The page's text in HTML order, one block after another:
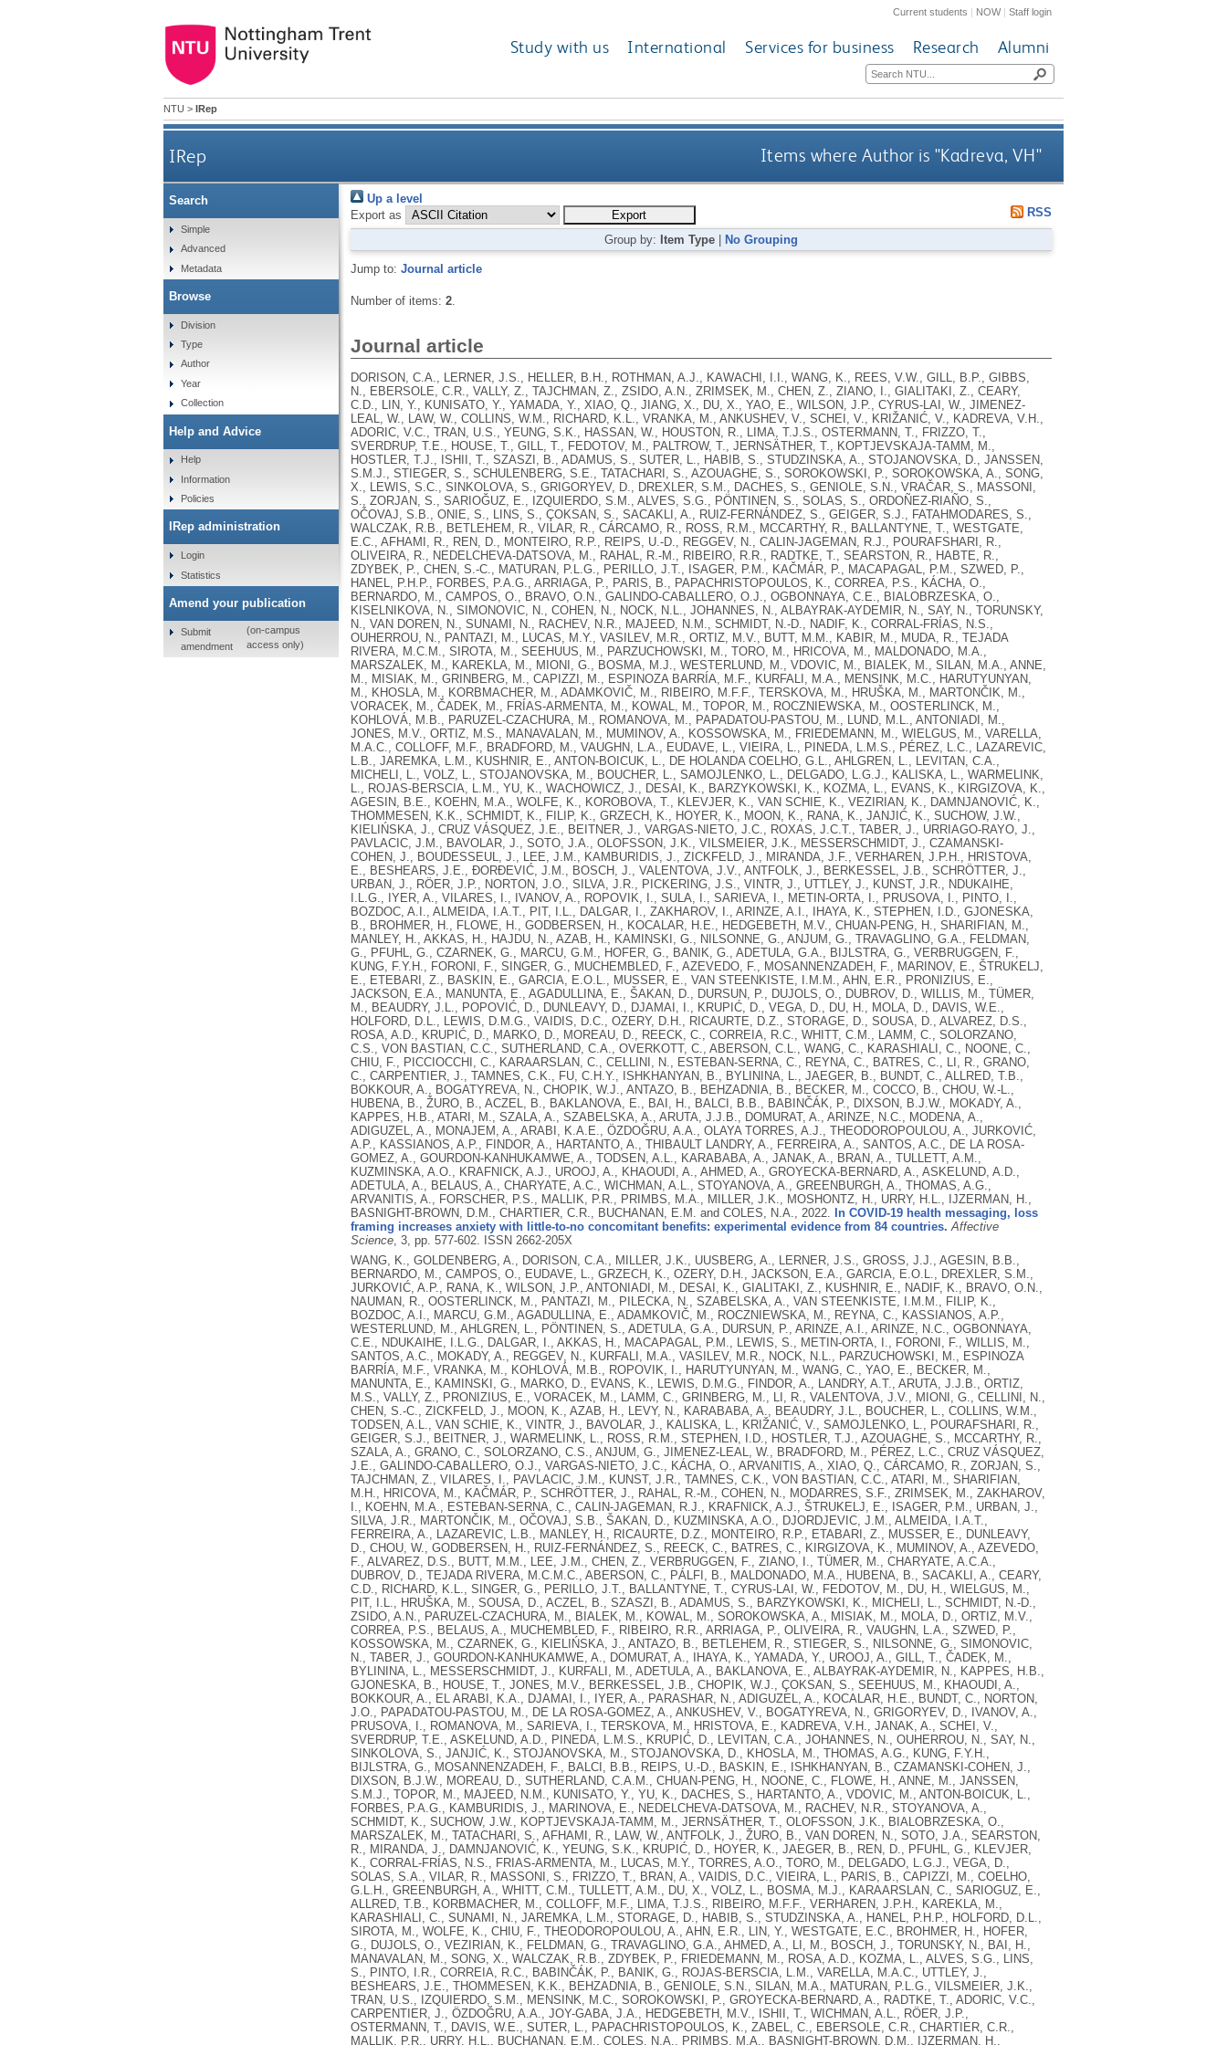
Current students | NOW|Staff login
Study with us International Services for business Research Alumni
NTU > IRep
IRep Items where Author is "Kadreva, VH"
Up a level
Export as
RSS
Group by: Item Type No Grouping
Jump to: Journal article
Number of items: 2.
Journal article
DORISON, C.A., LERNER, J.S., HELLER, B.H., ROTHMAN, A.J., KAWACHI, I.I., WANG, K., REES, V.W., GILL, B.P., GIBBS,
N., EBERSOLE, C.R., VALLY, Z., TAJCHMAN, Z., ZSIDO, A.N., ZRIMSEK, M., CHEN, Z., ZIANO, I., GIALITAKI, Z., CEARY,
C.D., LIN, Y., KUNISATO, Y., YAMADA, Y., XIAO, Q., JIANG, X., DU, X., YAO, E., WILSON, J.P., CYRUS-LAI, W., JIMENEZ-
LEAL, W., LAW, W., COLLINS, W.M., RICHARD, K.L., VRANKA, M., ANKUSHEV, V., SCHEI, V., KRIŽANIĆ, V., KADREVA, V.H.,
ADORIC, V.C., TRAN, U.S., YEUNG, S.K., HASSAN, W., HOUSTON, R., LIMA, T.J.S., OSTERMANN, T., FRIZZO, T.,
SVERDRUP, T.E., HOUSE, T., GILL, T., FEDOTOV, M., PALTROW, T., JERNSÄTHER, T., KOPTJEVSKAJA-TAMM, M.,
HOSTLER, T.J., ISHII, T., SZASZI, B., ADAMUS, S., SUTER, L., HABIB, S., STUDZINSKA, A., STOJANOVSKA, D., JANSSEN,
S.M.J., STIEGER, S., SCHULENBERG, S.E., TATACHARI, S., AZOUAGHE, S., SOROKOWSKI, P., SOROKOWSKA, A., SONG,
X., LEWIS, S.C., SINKOLOVA, S., GRIGORYEV, D., DREXLER, S.M., DACHES, S., GENIOLE, S.N., VRAČAR, S., MASSONI,
S., ZORJAN, S., SARIOĞUZ, E., IZQUIERDO, S.M., ALVES, S.G., PÖNTINEN, S., SOLAS, S., ORDOÑEZ-RIAÑO, S.,
OČOVAJ, S.B., ONIE, S., LINS, S., ÇOKSAN, S., SACAKLI, A., RUIZ-FERNÁNDEZ, S., GEIGER, S.J., FATAHMODARES, S.,
WALCZAK, R.B., BETLEHEM, R., VILAR, R., CÁRCAMO, R., ROSS, R.M., MCCARTHY, R., BALLANTYNE, T., WESTGATE,
E.C., AFHAMI, R., REN, D., MONTEIRO, R.P., REIPS, U.-D., REGGEV, N., CALIN-JAGEMAN, R.J., POURAFSHARI, R.,
OLIVEIRA, R., NEDELCHEVA-DATSOVA, M., RAHAL, R.-M., RIBEIRO, R.R., RADTKE, T., SEARSTON, R., HABTE, R.,
ZDYBEK, P., CHEN, S.-C., MATURAN, P.L.G., PERILLO, J.T., ISAGER, P.M., KAČMÁR, P., MACAPAGAL, P.M., SZWED, P.,
HANEL, P.H.P., FORBES, P.A.G., ARRIAGA, P., PARIS, B., PAPACHRISTOPOULOS, K., CORREA, P.S., KÁCHA, O.,
BERNARDO, M., CAMPOS, O., BRAVO, O.N., GALINDO-CABALLERO, O.J., OGBONNAYA, C.E., BIALOBRZESKA, O.,
KISELNIKOVA, N., SIMONOVIC, N., COHEN, N., NOCK, N.L., JOHANNES, N., ALBAYRAK-AYDEMIR, N., SAY, N., TORUNSKY,
N., VAN DOREN, N., SUNAMI, N., RACHEV, N.R., MAJEED, N.M., SCHMIDT, N.-D., NADIF, K., CORRAL-FRÍAS, N.S.,
OUHERROU, N., PANTAZI, M., LUCAS, M.Y., VASILEV, M.R., ORTIZ, M.V., BUTT, M.M., KABIR, M., MUDA, R., TEJADA
RIVERA, M.C.M., SIROTA, M., SEEHUUS, M., PARZUCHOWSKI, M., TORO, M., HRICOVA, M., MALDONADO, M.A.,
MARSZALEK, M., KAREKLA, M., MIONI, G., BOSMA, M.J., WESTERLUND, M., VDOVIC, M., BIALEK, M., SILAN, M.A., ANNE,
M., MISIAK, M., GRINBERG, M., CAPIZZI, M., ESPINOZA BARRÍA, M.F., KURFALI, M.A., MENSINK, M.C., HARUTYUNYAN,
M., KHOSLA, M., KORBMACHER, M., ADAMKOVIČ, M., RIBEIRO, M.F.F., TERSKOVA, M., HRUŠKA, M., MARTONČIK, M.,
VORACEK, M., ČADEK, M., FRÍAS-ARMENTA, M., KOWAL, M., TOPOR, M., ROCZNIEWSKA, M., OOSTERLINCK, M.,
KOHLOVÁ, M.B., PARUZEL-CZACHURA, M., ROMANOVA, M., PAPADATOU-PASTOU, M., LUND, M.L., ANTONIADI, M.,
JONES, M.V., ORTIZ, M.S., MANAVALAN, M., MUMINOV, A., KOSSOWSKA, M., FRIEDEMANN, M., WIELGUS, M., VARELLA,
M.A.C., COLLOFF, M.F., BRADFORD, M., VAUGHN, L.A., EUDAVE, L., VIEIRA, L., PINEDA, L.M.S., PÉREZ, L.C., LAZAREVIC,
L.B., JAREMKA, L.M., KUSHNIR, E., ANTON-BOICUK, L., DE HOLANDA COELHO, G.L., AHLGREN, L., LEVITAN, C.A.,
MICHELI, L., VOLZ, L., STOJANOVSKA, M., BOUCHER, L., SAMOJLENKO, L., DELGADO, L.G.J., KALISKA, L., WARMELINK,
L., ROJAS-BERSCIA, L.M., YU, K., WACHOWICZ, J., DESAI, K., BARZYKOWSKI, K., KOZMA, L., EVANS, K., KIRGIZOVA, K.,
AGESIN, B.E., KOEHN, M.A., WOLFE, K., KOROBOVA, T., KLEVJER, K., VAN SCHIE, K., VEZIRIAN, K., DAMNJANOVIĆ, K.,
THOMMESEN, K.K., SCHMIDT, K., FILIP, K., GRZECH, K., HOYER, K., MOON, K., RANA, K., JANJIĆ, K., SUCHOW, J.W.,
KIELIŃSKA, J., CRUZ VÁSQUEZ, J.E., BEITNER, J., VARGAS-NIETO, J.C., ROXAS, J.C.T., TABER, J., URRIAGO-RAYO, J.,
PAVLACIC, J.M., BAVOLAR, J., SOTO, J.A., OLOFSSON, J.K., VILSMEIER, J.K., MESSERSCHMIDT, J., CZAMANSKI-
COHEN, J., BOUDESSEUL, J., LEE, J.M., KAMBURIDIS, J., ZICKFELD, J., MIRANDA, J.F., VERHAREN, J.P.H., HRISTOVA,
E., BESHEARS, J.E., ĐORĐEVIĆ, J.M., BOSCH, J., VALENTOVA, J.V., ANTFOLK, J., BERKESSEL, J.B., SCHRÖTTER, J.,
URBAN, J., RÖER, J.P., NORTON, J.O., SILVA, J.R., PICKERING, J.S., VINTR, J., UTTLEY, J., KUNST, J.R., NDUKAIHE,
I.L.G., IYER, A., VILARES, I., IVANOV, A., ROPOVIK, I., SULA, I., SARIEVA, I., METIN-ORTA, I., PRUSOVA, I., PINTO, I.,
BOZDOC, A.I., ALMEIDA, I.A.T., PIT, I.L., DALGAR, I., ZAKHAROV, I., ARINZE, A.I., IHAYA, K., STEPHEN, I.D., GJONESKA,
B., BROHMER, H., FLOWE, H., GODBERSEN, H., KOCALAR, H.E., HEDGEBETH, M.V., CHUAN-PENG, H., SHARIFIAN, M.,
MANLEY, H., AKKAS, H., HAJDU, N., AZAB, H., KAMINSKI, G., NILSONNE, G., ANJUM, G., TRAVAGLINO, G.A., FELDMAN,
G., PFUHL, G., CZARNEK, G., MARCU, G.M., HOFER, G., BANIK, G., ADETULA, G.A., BIJLSTRA, G., VERBRUGGEN, F.,
KUNG, F.Y.H., FORONI, F., SINGER, G., MUCHEMBLED, F., AZEVEDO, F., MOSANNENZADEH, F., MARINOV, E., ŠTRUKELJ,
E., ETEBARI, Z., BASKIN, E., GARCIA, E.O.L., MUSSER, E., VAN STEENKISTE, I.M.M., AHN, E.R., PRONIZIUS, E.,
JACKSON, E.A., MANUNTA, E., AGADULLINA, E., ŠAKAN, D., DURSUN, P., DUJOLS, O., DUBROV, D., WILLIS, M., TÜMER,
M., BEAUDRY, J.L., POPOVIĆ, D., DUNLEAVY, D., DJAMAI, I., KRUPIĆ, D., VEGA, D., DU, H., MOLA, D., DAVIS, W.E.,
HOLFORD, D.L., LEWIS, D.M.G., VAIDIS, D.C., OZERY, D.H., RICAURTE, D.Z., STORAGE, D., SOUSA, D., ALVAREZ, D.S.,
ROSA, A.D., KRUPIĆ, D., MARKO, D., MOREAU, D., REECK, C., CORREIA, R.C., WHITT, C.M., LAMM, C., SOLORZANO,
C.S., VON BASTIAN, C.C., SUTHERLAND, C.A., OVERKOTT, C., ABERSON, C.L., WANG, C., KARASHIALI, C., NOONE, C.,
CHIU, F., PICCIOCCHI, C., KARAARSLAN, C., CELLINI, N., ESTEBAN-SERNA, C., REYNA, C., BATRES, C., LI, R., GRANO,
C., CARPENTIER, J., TAMNES, C.K., FU, C.H.Y., ISHKHANYAN, B., BYLININA, L., JAEGER, B., BUNDT, C., ALLRED, T.B.,
BOKKOUR, A., BOGATYREVA, N., CHOPIK, W.J., ANTAZO, B., BEHZADNIA, B., BECKER, M., COCCO, B., CHOU, W.-L.,
HUBENA, B., ŽURO, B., ACZEL, B., BAKLANOVA, E., BAI, H., BALCI, B.B., BABINČÁK, P., DIXSON, B.J.W., MOKADY, A.,
KAPPES, H.B., ATARI, M., SZALA, A., SZABELSKA, A., ARUTA, J.J.B., DOMURAT, A., ARINZE, N.C., MODENA, A.,
ADIGUZEL, A., MONAJEM, A., ARABI, K.A.E., ÖZDOĞRU, A.A., OLAYA TORRES, A.J., THEODOROPOULOU, A., JURKOVIĆ,
A.P., KASSIANOS, A.P., FINDOR, A., HARTANTO, A., THIBAULT LANDRY, A., FERREIRA, A., SANTOS, A.C., DE LA ROSA-
GOMEZ, A., GOURDON-KANHUKAMWE, A., TODSEN, A.L., KARABABA, A., JANAK, A., BRAN, A., TULLETT, A.M.,
KUZMINSKA, A.O., KRAFNICK, A.J., UROOJ, A., KHAOUDI, A., AHMED, A., GROYECKA-BERNARD, A., ASKELUND, A.D.,
ADETULA, A., BELAUS, A., CHARYATE, A.C., WICHMAN, A.L., STOYANOVA, A., GREENBURGH, A., THOMAS, A.G.,
ARVANITIS, A., FORSCHER, P.S., MALLIK, P.R., PRIMBS, M.A., MILLER, J.K., MOSHONTZ, H., URRY, H.L., IJZERMAN, H.,
BASNIGHT-BROWN, D.M., CHARTIER, C.R., BUCHANAN, E.M. and COLES, N.A., 2022.
In COVID-19 health messaging, loss
framing increases anxiety with little-to-no concomitant benefits: experimental evidence from 84 countries. Affective
Science, 3, pp. 577-602.
ISSN 2662-205X
WANG, K., GOLDENBERG, A., DORISON, C.A., MILLER, J.K., UUSBERG, A., LERNER, J.S., GROSS, J.J., AGESIN, B.B.,
BERNARDO, M., CAMPOS, O., EUDAVE, L., GRZECH, K., OZERY, D.H., JACKSON, E.A., GARCIA, E.O.L., DREXLER, S.M.,
JURKOVIĆ, A.P., RANA, K., WILSON, J.P., ANTONIADI, M., DESAI, K., GIALITAKI, Z., KUSHNIR, E., NADIF, K., BRAVO, O.N.,
NAUMAN, R., OOSTERLINCK, M., PANTAZI, M., PILECKA, N., SZABELSKA, A., VAN STEENKISTE, I.M.M., FILIP, K.,
BOZDOC, A.I., MARCU, G.M., AGADULLINA, E., ADAMKOVIČ, M., ROCZNIEWSKA, M., REYNA, C., KASSIANOS, A.P.,
WESTERLUND, M., AHLGREN, L., PÖNTINEN, S., ADETULA, G.A., DURSUN, P., ARINZE, A.I., ARINZE, N.C., OGBONNAYA,
C.E., NDUKAIHE, I.L.G., DALGAR, I., AKKAS, H., MACAPAGAL, P.M., LEWIS, S., METIN-ORTA, I., FORONI, F., WILLIS, M.,
SANTOS, A.C., MOKADY, A., REGGEV, N., KURFALI, M.A., VASILEV, M.R., NOCK, N.L., PARZUCHOWSKI, M., ESPINOZA
BARRÍA, M.F., VRANKA, M., KOHLOVÁ, M.B., ROPOVIK, I., HARUTYUNYAN, M., WANG, C., YAO, E., BECKER, M.,
MANUNTA, E., KAMINSKI, G., MARKO, D., EVANS, K., LEWIS, D.M.G., FINDOR, A., LANDRY, A.T., ARUTA, J.J.B., ORTIZ,
M.S., VALLY, Z., PRONIZIUS, E., VORACEK, M., LAMM, C., GRINBERG, M., LI, R., VALENTOVA, J.V., MIONI, G., CELLINI, N.,
CHEN, S.-C., ZICKFELD, J., MOON, K., AZAB, H., LEVY, N., KARABABA, A., BEAUDRY, J.L., BOUCHER, L., COLLINS, W.M.,
TODSEN, A.L., VAN SCHIE, K., VINTR, J., BAVOLAR, J., KALISKA, L., KRIŽANIĆ, V., SAMOJLENKO, L., POURAFSHARI, R.,
GEIGER, S.J., BEITNER, J., WARMELINK, L., ROSS, R.M., STEPHEN, I.D., HOSTLER, T.J., AZOUAGHE, S., MCCARTHY, R.,
SZALA, A., GRANO, C., SOLORZANO, C.S., ANJUM, G., JIMENEZ-LEAL, W., BRADFORD, M., PÉREZ, L.C., CRUZ VÁSQUEZ,
J.E., GALINDO-CABALLERO, O.J., VARGAS-NIETO, J.C., KÁCHA, O., ARVANITIS, A., XIAO, Q., CÁRCAMO, R., ZORJAN, S.,
TAJCHMAN, Z., VILARES, I., PAVLACIC, J.M., KUNST, J.R., TAMNES, C.K., VON BASTIAN, C.C., ATARI, M., SHARIFIAN,
M.H., HRICOVA, M., KAČMÁR, P., SCHRÖTTER, J., RAHAL, R.-M., COHEN, N., MODARRES, S.F., ZRIMSEK, M., ZAKHAROV,
I., KOEHN, M.A., ESTEBAN-SERNA, C., CALIN-JAGEMAN, R.J., KRAFNICK, A.J., ŠTRUKELJ, E., ISAGER, P.M., URBAN, J.,
SILVA, J.R., MARTONČIK, M., OČOVAJ, S.B., ŠAKAN, D., KUZMINSKA, A.O., DJORDJEVIC, J.M., ALMEIDA, I.A.T.,
FERREIRA, A., LAZAREVIC, L.B., MANLEY, H., RICAURTE, D.Z., MONTEIRO, R.P., ETABARI, Z., MUSSER, E., DUNLEAVY,
D., CHOU, W., GODBERSEN, H., RUIZ-FERNÁNDEZ, S., REECK, C., BATRES, C., KIRGIZOVA, K., MUMINOV, A., AZEVEDO,
F., ALVAREZ, D.S., BUTT, M.M., LEE, J.M., CHEN, Z., VERBRUGGEN, F., ZIANO, I., TÜMER, M., CHARYATE, A.C.A.,
DUBROV, D., TEJADA RIVERA, M.C.M.C., ABERSON, C., PÁLFI, B., MALDONADO, M.A., HUBENA, B., SACAKLI, A., CEARY,
C.D., RICHARD, K.L., SINGER, G., PERILLO, J.T., BALLANTYNE, T., CYRUS-LAI, W., FEDOTOV, M., DU, H., WIELGUS, M.,
PIT, I.L., HRUŠKA, M., SOUSA, D., ACZEL, B., SZASZI, B., ADAMUS, S., BARZYKOWSKI, K., MICHELI, L., SCHMIDT, N.-D.,
ZSIDO, A.N., PARUZEL-CZACHURA, M., BIALEK, M., KOWAL, M., SOROKOWSKA, A., MISIAK, M., MOLA, D., ORTIZ, M.V.,
CORREA, P.S., BELAUS, A., MUCHEMBLED, F., RIBEIRO, R.R., ARRIAGA, P., OLIVEIRA, R., VAUGHN, L.A., SZWED, P.,
KOSSOWSKA, M., CZARNEK, G., KIELIŃSKA, J., ANTAZO, B., BETLEHEM, R., STIEGER, S., NILSONNE, G., SIMONOVIC,
N., TABER, J., GOURDON-KANHUKAMWE, A., DOMURAT, A., IHAYA, K., YAMADA, Y., UROOJ, A., GILL, T., ČADEK, M.,
BYLININA, L., MESSERSCHMIDT, J., KURFALI, M., ADETULA, A., BAKLANOVA, E., ALBAYRAK-AYDEMIR, N., KAPPES, H.B.,
GJONESKA, B., HOUSE, T., JONES, M.V., BERKESSEL, J.B., CHOPIK, W.J., ÇOKSAN, S., SEEHUUS, M., KHAOUDI, A.,
BOKKOUR, A., EL ARABI, K.A., DJAMAI, I., IYER, A., PARASHAR, N., ADIGUZEL, A., KOCALAR, H.E., BUNDT, C., NORTON,
J.O., PAPADATOU-PASTOU, M., DE LA ROSA-GOMEZ, A., ANKUSHEV, V., BOGATYREVA, N., GRIGORYEV, D., IVANOV, A.,
PRUSOVA, I., ROMANOVA, M., SARIEVA, I., TERSKOVA, M., HRISTOVA, E., KADREVA, V.H., JANAK, A., SCHEI, V.,
SVERDRUP, T.E., ASKELUND, A.D., PINEDA, L.M.S., KRUPIĆ, D., LEVITAN, C.A., JOHANNES, N., OUHERROU, N., SAY, N.,
SINKOLOVA, S., JANJIĆ, K., STOJANOVSKA, M., STOJANOVSKA, D., KHOSLA, M., THOMAS, A.G., KUNG, F.Y.H.,
BIJLSTRA, G., MOSANNENZADEH, F., BALCI, B.B., REIPS, U.-D., BASKIN, E., ISHKHANYAN, B., CZAMANSKI-COHEN, J.,
DIXSON, B.J.W., MOREAU, D., SUTHERLAND, C.A.M., CHUAN-PENG, H., NOONE, C., FLOWE, H., ANNE, M., JANSSEN,
S.M.J., TOPOR, M., MAJEED, N.M., KUNISATO, Y., YU, K., DACHES, S., HARTANTO, A., VDOVIC, M., ANTON-BOICUK, L.,
FORBES, P.A.G., KAMBURIDIS, J., MARINOVA, E., NEDELCHEVA-DATSOVA, M., RACHEV, N.R., STOYANOVA, A.,
SCHMIDT, K., SUCHOW, J.W., KOPTJEVSKAJA-TAMM, M., JERNSÄTHER, T., OLOFSSON, J.K., BIALOBRZESKA, O.,
MARSZALEK, M., TATACHARI, S., AFHAMI, R., LAW, W., ANTFOLK, J., ŽURO, B., VAN DOREN, N., SOTO, J.A., SEARSTON,
R., MIRANDA, J., DAMNJANOVIĆ, K., YEUNG, S.K., KRUPIĆ, D., HOYER, K., JAEGER, B., REN, D., PFUHL, G., KLEVJER,
K., CORRAL-FRÍAS, N.S., FRIAS-ARMENTA, M., LUCAS, M.Y., TORRES, A.O., TORO, M., DELGADO, L.G.J., VEGA, D.,
SOLAS, S.A., VILAR, R., MASSONI, S., FRIZZO, T., BRAN, A., VAIDIS, D.C., VIEIRA, L., PARIS, B., CAPIZZI, M., COELHO,
G.L.H., GREENBURGH, A., WHITT, C.M., TULLETT, A.M., DU, X., VOLZ, L., BOSMA, M.J., KARAARSLAN, C., SARIOGUZ, E.,
ALLRED, T.B., KORBMACHER, M., COLLOFF, M.F., LIMA, T.J.S., RIBEIRO, M.F.F., VERHAREN, J.P.H., KAREKLA, M.,
KARASHIALI, C., SUNAMI, N., JAREMKA, L.M., STORAGE, D., HABIB, S., STUDZINSKA, A., HANEL, P.H.P., HOLFORD, D.L.,
SIROTA, M., WOLFE, K., CHIU, F., THEODOROPOULOU, A., AHN, E.R., LIN, Y., WESTGATE, E.C., BROHMER, H., HOFER,
G., DUJOLS, O., VEZIRIAN, K., FELDMAN, G., TRAVAGLINO, G.A., AHMED, A., LI, M., BOSCH, J., TORUNSKY, N., BAI, H.,
MANAVALAN, M., SONG, X., WALCZAK, R.B., ZDYBEK, P., FRIEDEMANN, M., ROSA, A.D., KOZMA, L., ALVES, S.G., LINS,
S., PINTO, I.R., CORREIA, R.C., BABINČÁK, P., BANIK, G., ROJAS-BERSCIA, L.M., VARELLA, M.A.C., UTTLEY, J.,
BESHEARS, J.E., THOMMESEN, K.K., BEHZADNIA, B., GENIOLE, S.N., SILAN, M.A., MATURAN, P.L.G., VILSMEIER, J.K.,
TRAN, U.S., IZQUIERDO, S.M., MENSINK, M.C., SOROKOWSKI, P., GROYECKA-BERNARD, A., RADTKE, T., ADORIC, V.C.,
CARPENTIER, J., ÖZDOĞRU, A.A., JOY-GABA, J.A., HEDGEBETH, M.V., ISHII, T., WICHMAN, A.L., RÖER, J.P.,
OSTERMANN, T., DAVIS, W.E., SUTER, L., PAPACHRISTOPOULOS, K., ZABEL, C., EBERSOLE, C.R., CHARTIER, C.R.,
MALLIK, P.R., URRY, H.L., BUCHANAN, E.M., COLES, N.A., PRIMBS, M.A., BASNIGHT-BROWN, D.M., IJZERMAN, H.,
Search
Simple
Advanced
Metadata
Browse
Division
Type
Author
Year
Collection
Help and Advice
Help
Information
Policies
IRep administration
Login
Statistics
Amend your publication
Submit
amendment
(on-campus
access only)